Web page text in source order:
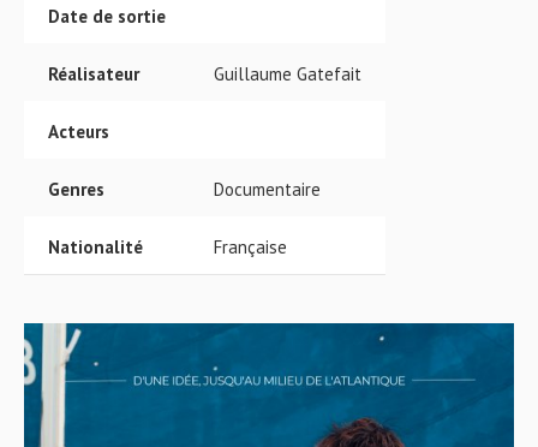
Date de sortie
Réalisateur Guillaume Gatefait
Acteurs
Genres Documentaire
Nationalité Française